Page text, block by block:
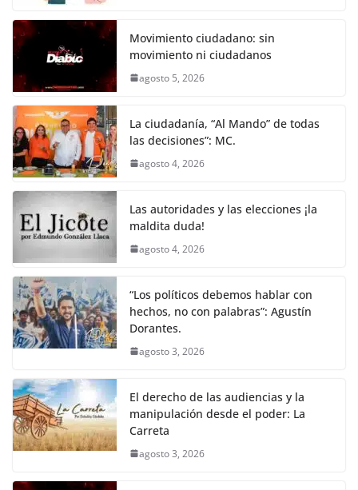
Movimiento ciudadano: sin
movimiento ni ciudadanos
agosto 5, 2026
La ciudadanía, “Al Mando” de todas
las decisiones”: MC.
agosto 4, 2026
Las autoridades y las elecciones ¡la
maldita duda!
agosto 4, 2026
“Los políticos debemos hablar con
hechos, no con palabras”: Agustín
Dorantes.
agosto 3, 2026
El derecho de las audiencias y la
manipulación desde el poder: La
Carreta
agosto 3, 2026